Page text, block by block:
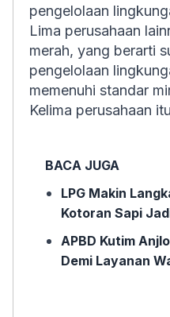
pengelolaan
Lima perusahaan
merah, yang berarti
pengelolaan
memenuhi standar
Kelima perusahaan
BACA JUGA
LPG Makin
Kotoran Sapi
APBD Kutim
Demi Layanan